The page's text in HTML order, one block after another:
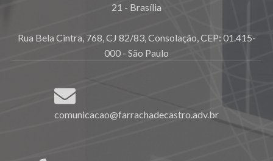
21 - Brasília
Rua Bela Cintra, 768, CJ 82/83, Consolação, CEP: 01.415-
000 - São Paulo
comunicacao@farrachadecastro.adv.br